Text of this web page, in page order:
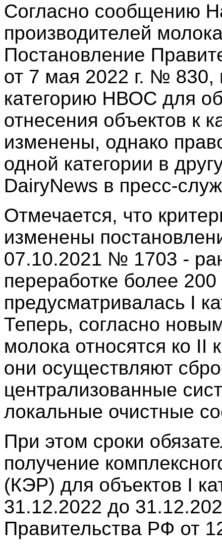
Согласно сообщению
производителей
Постановление
от 7 мая 2022 г. № 830,
категорию НВОС для
отнесения объектов к
изменены, однако
одной категории в
DairyNews в пресс-
Отмечается, что
изменены
07.10.2021 № 1703 -
переработке более 200
предусматривалась I
Теперь, согласно
молока относятся ко II
они осуществляют
централизованные
локальные очистные
При этом сроки
получение
(КЭР) для объектов I
31.12.2022 до
Правительства РФ от